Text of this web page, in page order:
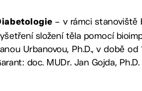
– v rámci stanoviště
složení těla pomocí
Urbanovou, Ph.D., v době od
doc. MUDr. Jan Gojda, Ph.D.